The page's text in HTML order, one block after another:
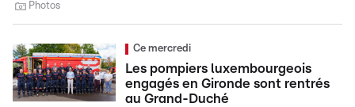
Photos
Ce mercredi
Les pompiers luxembourgeois
engagés en Gironde sont rentrés
au Grand-Duché